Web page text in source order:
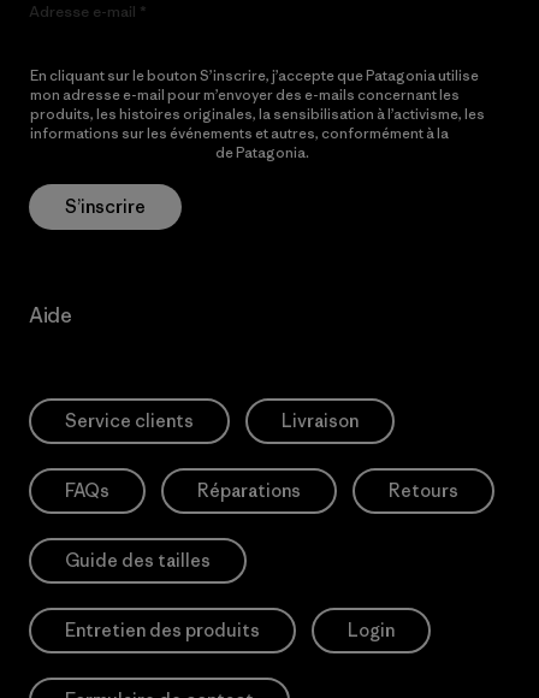
Adresse e-mail
En cliquant sur le bouton S’inscrire, j’accepte que Patagonia utilise
mon adresse e-mail pour m’envoyer des e-mails concernant les
produits, les histoires originales, la sensibilisation à l’activisme, les
informations sur les événements et autres, conformément à la
de Patagonia.
S’inscrire
Aide
Service clients Livraison
FAQs Réparations Retours
Guide des tailles
Entretien des produits Login